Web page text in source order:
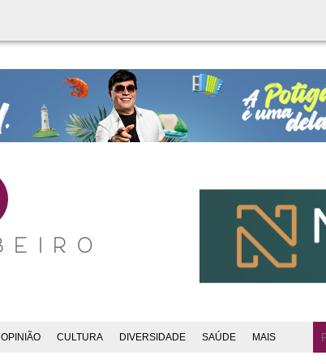
OPINIÃO CULTURA DIVERSIDADE SAÚDE MAIS